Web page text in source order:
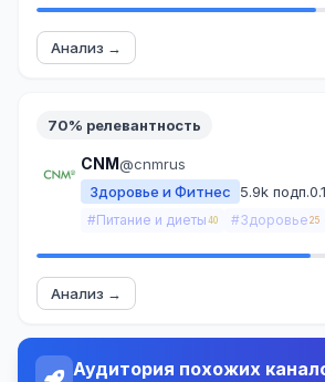
Анализ →
70% релевантность
CNM@cnmrus
Здоровье и Фитнес
5.9k подп.
#Питание и диеты 40 #Здоровье 25
Анализ →
Аудитория похожих